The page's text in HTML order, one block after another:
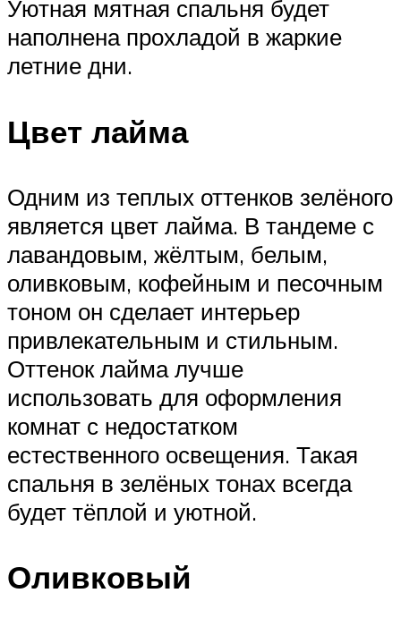
Уютная мятная спальня будет
наполнена прохладой в жаркие
летние дни.
Цвет лайма
Одним из теплых оттенков зелёного
является цвет лайма. В тандеме с
лавандовым, жёлтым, белым,
оливковым, кофейным и песочным
тоном он сделает интерьер
привлекательным и стильным.
Оттенок лайма лучше
использовать для оформления
комнат с недостатком
естественного освещения. Такая
спальня в зелёных тонах всегда
будет тёплой и уютной.
Оливковый